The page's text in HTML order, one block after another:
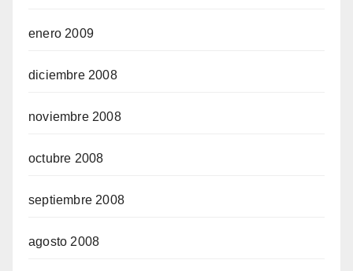
enero 2009
diciembre 2008
noviembre 2008
octubre 2008
septiembre 2008
agosto 2008